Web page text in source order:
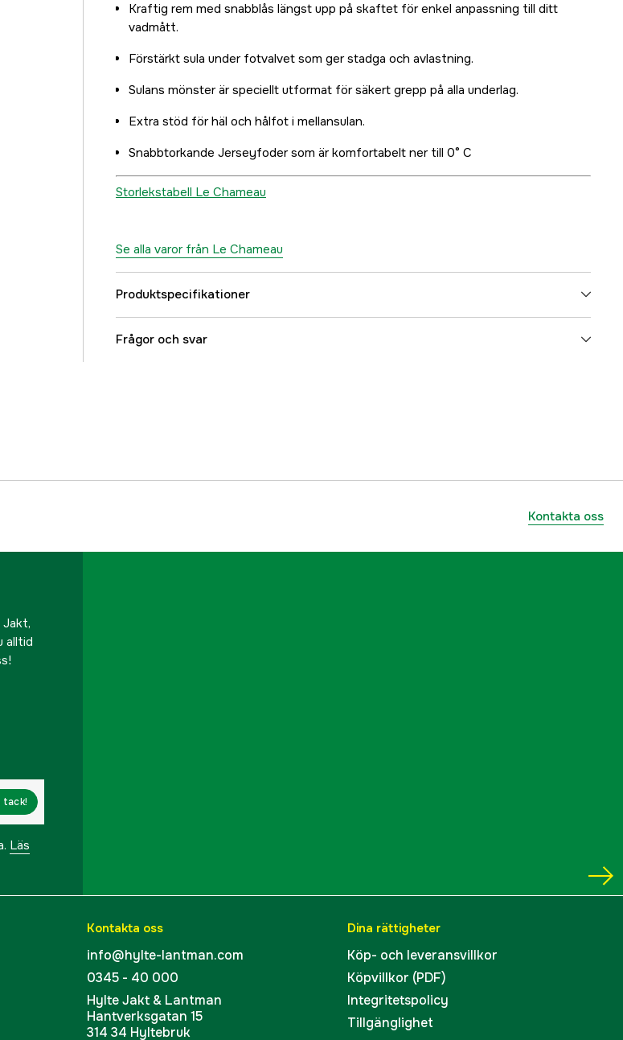
47
2 190 kr
48
2 190 kr
50
51
Kraftig rem med snabblås längst upp på skaftet för enkel anpassning till ditt
vadmått.
Förstärkt sula under fotvalvet som ger stadga och avlastning.
Sulans mönster är speciellt utformat för säkert grepp på alla underlag.
Extra stöd för häl och hålfot i mellansulan.
Snabbtorkande Jerseyfoder som är komfortabelt ner till 0° C
Storlekstabell Le Chameau
Se alla varor från Le Chameau
Produktspecifikationer
Referensnummer
Frågor och svar
Kontakta oss
Jakt,
alltid
tack!
Läs
Kontakta oss
info@hylte-lantman.com
0345 - 40 000
Hylte Jakt & Lantman
Hantverksgatan 15
314 34 Hyltebruk
Dina rättigheter
Köp- och leveransvillkor
Köpvillkor (PDF)
Integritetspolicy
Tillgänglighet